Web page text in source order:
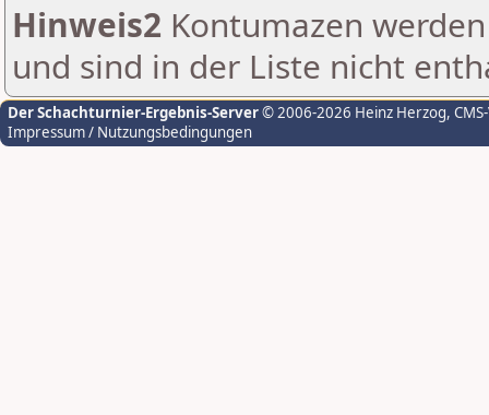
Hinweis2 Kontumazen
und sind in der Liste nicht
Der Schachturnier-Ergebnis-Server© 2006-2026 Heinz Herzog,
Impressum / Nutzungsbedingungen